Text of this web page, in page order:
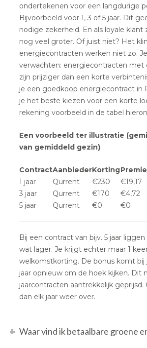
ondertekenen voor een langdurige
Bijvoorbeeld voor 1, 3 of 5 jaar. Dit
nodige zekerheid. En als loyale klant
nog veel groter. Of juist niet? Het
energiecontracten werken niet zo.
verwachten: energiecontracten met
zijn prijziger dan een korte
je een goedkoop energiecontract in
je het beste kiezen voor een korte
rekening voorbeeld in de tabel
Een voorbeeld ter illustratie
van gemiddeld gezin)
ContractAanbiederKorting
1 jaar
Qurrent €230 €19,17
3 jaar
Qurrent €170 €4,72
5 jaar
Qurrent €0 €0
Bij een contract van bijv. 5 jaar
wat lager. Je krijgt echter maar 1
welkomstkorting. De bonus komt bij
jaar opnieuw om de hoek kijken. Dit
jaarcontracten aantrekkelijk geprijsd.
dan elk jaar weer over.
Waar vind ik betaalbare groene